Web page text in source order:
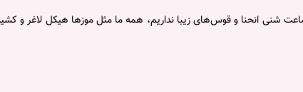
شنی انحنا و قوس‌های زیبا نداریم، همه ما مثل موزها هیکل لاغر و